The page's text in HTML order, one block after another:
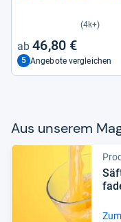
(4k+)
46,80 €
5 Angebote vergleichen
Aus unse­rem